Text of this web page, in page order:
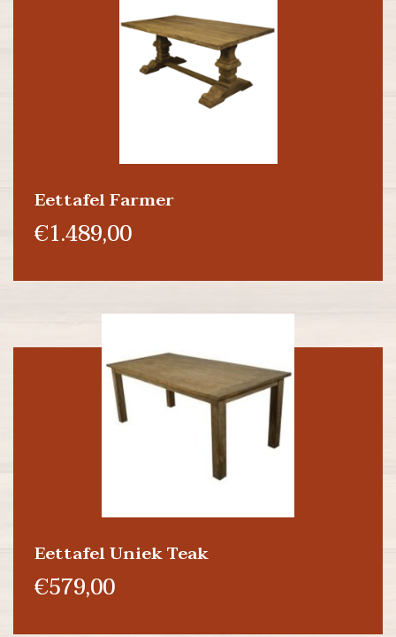
Eettafel Farmer
€1.489,00
Eettafel Uniek Teak
€579,00